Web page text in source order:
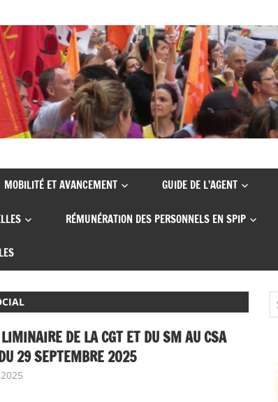
MOBILITÉ ET AVANCEMENT GUIDE DE L’AGENT
RÉMUNÉRATION DES PERSONNELS EN SPIP
DE LA CGT ET DU SM AU CSA
29 SEPTEMBRE 2025
Instances nationales de